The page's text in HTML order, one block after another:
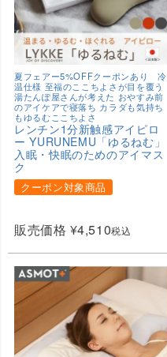
夏フェアー5%OFFクーポンあり 冷
温仕様 至福のここちよさが目を覆う
湯たんぽ屋さんが考えた おやすみ前
のアイケアで寝落ち カラダも気持ち
もゆるむここちよさ
レンチン1分新触感アイピロ
ー YURUNEMU「ゆるねむ」
入眠・快眠のためのアイマス
ク
クーポン対象商品
販売価格 ¥4,510税込